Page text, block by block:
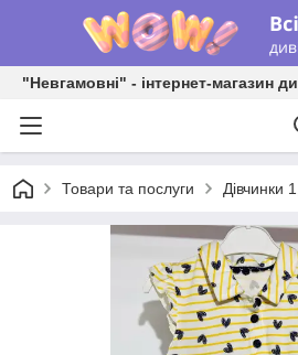
"Невгамовні" - інтернет-магазин
Товари та послуги Дівчинки